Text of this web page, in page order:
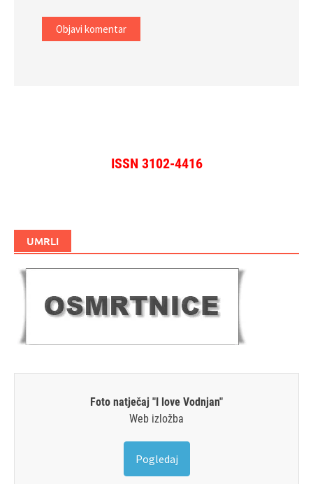
ISSN 3102-4416
UMRLI
Foto natječaj "I love Vodnjan"
Web izložba
Pogledaj